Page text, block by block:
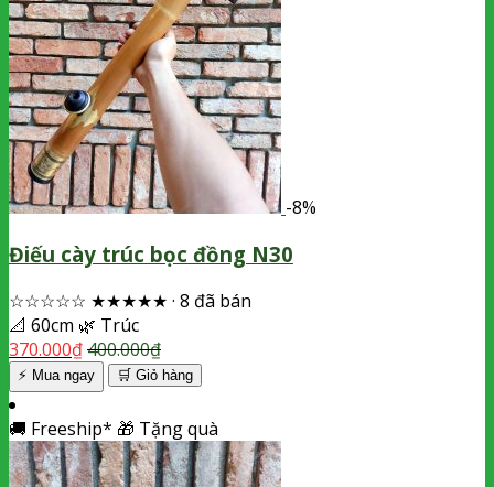
-8%
Điếu cày trúc bọc đồng N30
☆☆☆☆☆ ★★★★★ · 8 đã bán
📐 60cm 🌿 Trúc
370.000₫400.000₫
⚡ Mua ngay 🛒 Giỏ hàng
🚚 Freeship* 🎁 Tặng quà